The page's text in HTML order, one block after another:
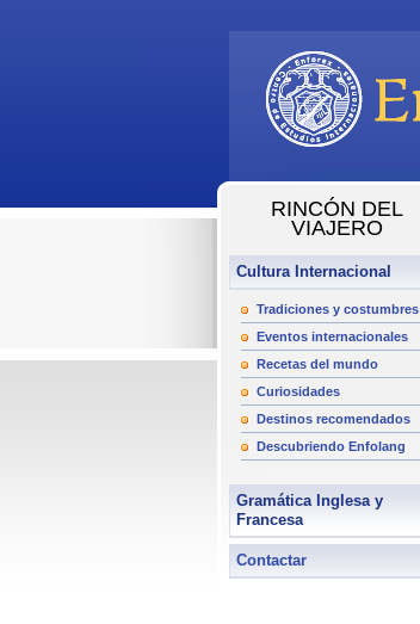
RINCÓN DEL
VIAJERO
Cultura Internacional
Tradiciones y costumbres
Eventos internacionales
Recetas del mundo
Curiosidades
Destinos recomendados
Descubriendo Enfolang
Gramática Inglesa y
Francesa
Contactar